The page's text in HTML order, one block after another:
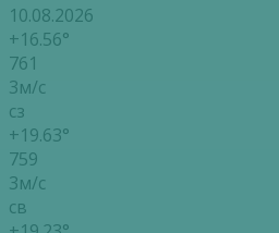
10.08.2026
+16.56°
761
3м/с
сз
+19.63°
759
3м/с
св